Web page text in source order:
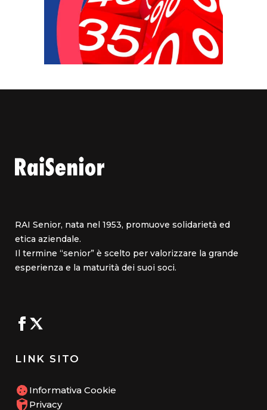
RAI Senior, nata nel 1953, promuove solidarietà ed
etica aziendale.
Il termine “senior” è scelto per valorizzare la grande
esperienza e la maturità dei suoi soci.
LINK SITO
Informativa Cookie
Privacy